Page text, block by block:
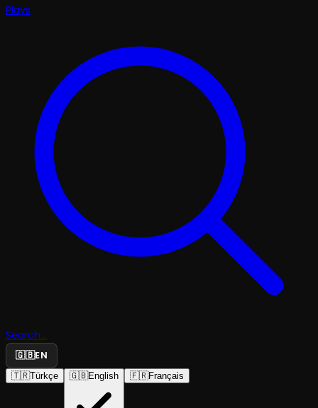
Plays
Search...
🇬🇧EN
🇹🇷Türkçe 🇬🇧English 🇫🇷Français